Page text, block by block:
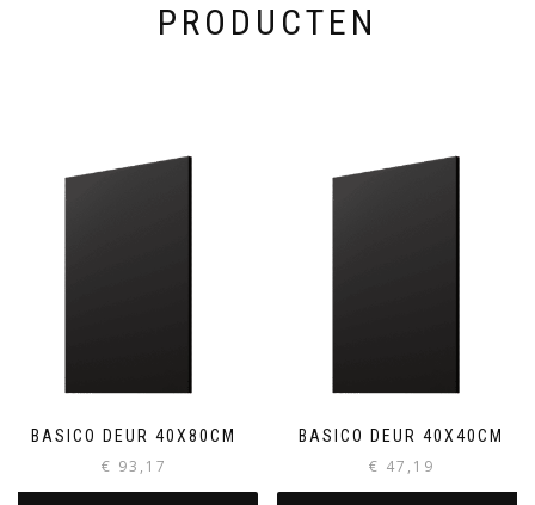
PRODUCTEN
BASICO DEUR 40X80CM
€ 93,17
BASICO DEUR 40X40CM
€ 47,19